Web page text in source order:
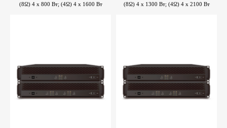
(8Ω) 4 x 800 Вт; (4Ω) 4 x 1600 Вт
(8Ω) 4 x 1300 Вт; (4Ω) 4 x 2100 Вт